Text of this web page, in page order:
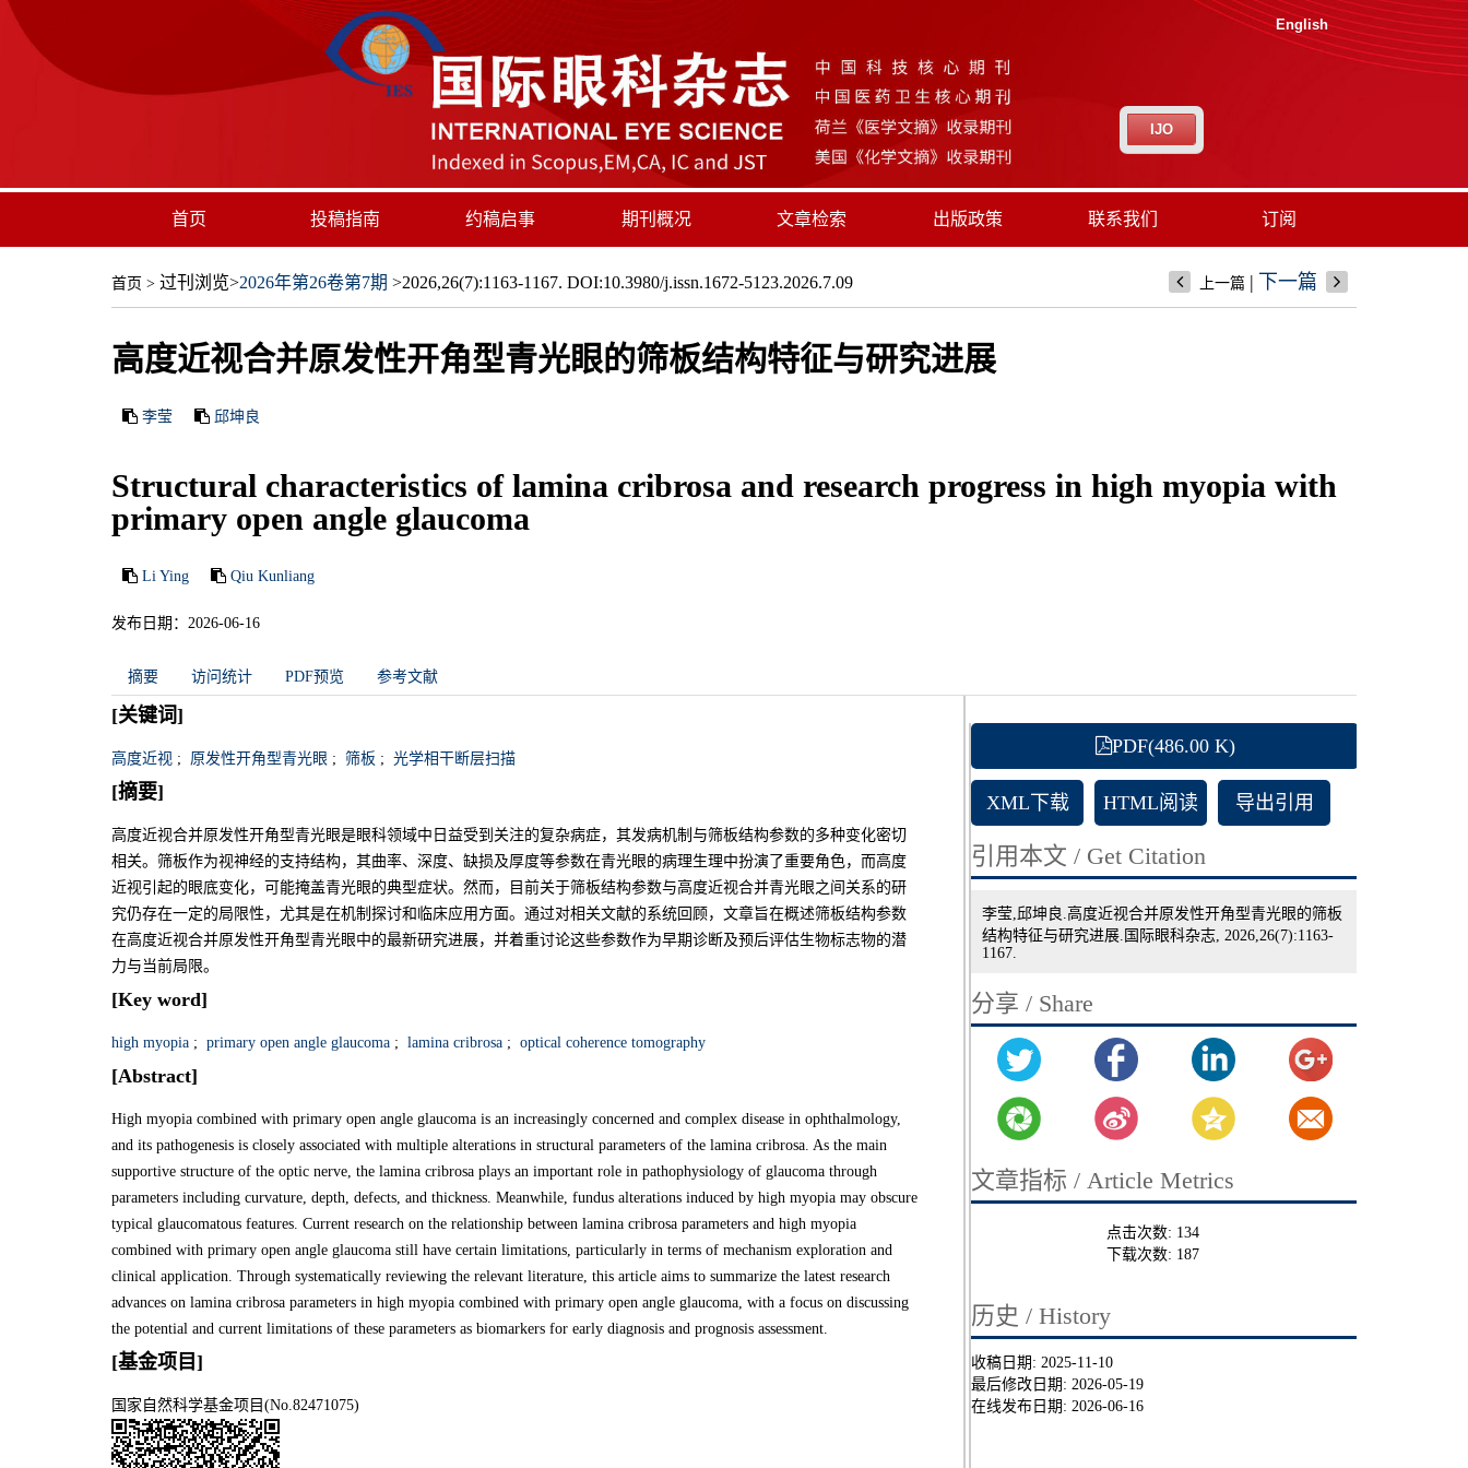
English
IJO
首页 投稿指南 约稿启事 期刊概况 文章检索 出版政策 联系我们 订阅
首页 > 过刊浏览>2026年第26卷第7期 >2026,26(7):1163-1167. DOI:10.3980/j.issn.1672-5123.2026.7.09 上一篇 | 下一篇
高度近视合并原发性开角型青光眼的筛板结构特征与研究进展
李莹 邱坤良
Structural characteristics of lamina cribrosa and research progress in high myopia with
primary open angle glaucoma
Li Ying Qiu Kunliang
发布日期：2026-06-16
摘要 访问统计 PDF预览 参考文献
[关键词]
高度近视 ; 原发性开角型青光眼 ; 筛板 ; 光学相干断层扫描
[摘要]
高度近视合并原发性开角型青光眼是眼科领域中日益受到关注的复杂病症，其发病机制与筛板结构参数的多种变化密切
相关。筛板作为视神经的支持结构，其曲率、深度、缺损及厚度等参数在青光眼的病理生理中扮演了重要角色，而高度
近视引起的眼底变化，可能掩盖青光眼的典型症状。然而，目前关于筛板结构参数与高度近视合并青光眼之间关系的研
究仍存在一定的局限性，尤其是在机制探讨和临床应用方面。通过对相关文献的系统回顾，文章旨在概述筛板结构参数
在高度近视合并原发性开角型青光眼中的最新研究进展，并着重讨论这些参数作为早期诊断及预后评估生物标志物的潜
力与当前局限。
[Key word]
high myopia ; primary open angle glaucoma ; lamina cribrosa ; optical coherence tomography
[Abstract]
High myopia combined with primary open angle glaucoma is an increasingly concerned and complex disease in ophthalmology,
and its pathogenesis is closely associated with multiple alterations in structural parameters of the lamina cribrosa. As the main
supportive structure of the optic nerve, the lamina cribrosa plays an important role in pathophysiology of glaucoma through
parameters including curvature, depth, defects, and thickness. Meanwhile, fundus alterations induced by high myopia may obscure
typical glaucomatous features. Current research on the relationship between lamina cribrosa parameters and high myopia
combined with primary open angle glaucoma still have certain limitations, particularly in terms of mechanism exploration and
clinical application. Through systematically reviewing the relevant literature, this article aims to summarize the latest research
advances on lamina cribrosa parameters in high myopia combined with primary open angle glaucoma, with a focus on discussing
the potential and current limitations of these parameters as biomarkers for early diagnosis and prognosis assessment.
[基金项目]
国家自然科学基金项目(No.82471075)
PDF(486.00 K)
XML下载 HTML阅读 导出引用
引用本文 / Get Citation
李莹,邱坤良.高度近视合并原发性开角型青光眼的筛板
结构特征与研究进展.国际眼科杂志, 2026,26(7):1163-
1167.
分享 / Share
文章指标 / Article Metrics
点击次数: 134
下载次数: 187
历史 / History
收稿日期: 2025-11-10
最后修改日期: 2026-05-19
在线发布日期: 2026-06-16